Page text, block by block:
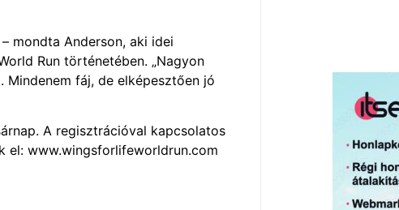
mondta Anderson, aki idei
Run történetében. „Nagyon
fáj, de elképesztően jó
A regisztrációval kapcsolatos
el: www.wingsforlifeworldrun.com